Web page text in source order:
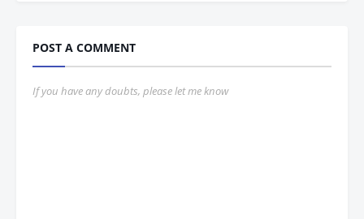
POST A COMMENT
If you have any doubts, please let me know